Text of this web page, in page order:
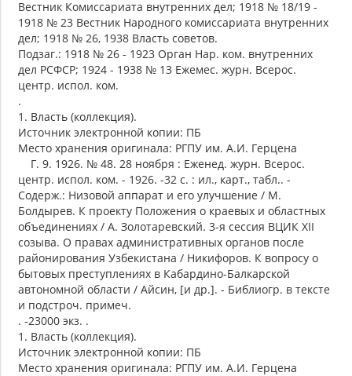
Вестник Комиссариата внутренних дел; 1918 № 18/19 -
1918 № 23 Вестник Народного комиссариата внутренних
дел; 1918 № 26, 1938 Власть советов.
Подзаг.: 1918 № 26 - 1923 Орган Нар. ком. внутренних
дел РСФСР; 1924 - 1938 № 13 Ежемес. журн. Всерос.
центр. испол. ком.
.
1. Власть (коллекция).
Источник электронной копии: ПБ
Место хранения оригинала: РГПУ им. А.И. Герцена
Г. 9. 1926. № 48. 28 ноября : Еженед. журн. Всерос.
центр. испол. ком. - 1926. -32 с. : ил., карт., табл.. -
Содерж.: Низовой аппарат и его улучшение / М.
Болдырев. К проекту Положения о краевых и областных
объединениях / А. Золотаревский. 3-я сессия ВЦИК XII
созыва. О правах административных органов после
районирования Узбекистана / Никифоров. К вопросу о
бытовых преступлениях в Кабардино-Балкарской
автономной области / Айсин, [и др.]. - Библиогр. в тексте
и подстроч. примеч.
. -23000 экз. .
1. Власть (коллекция).
Источник электронной копии: ПБ
Место хранения оригинала: РГПУ им. А.И. Герцена